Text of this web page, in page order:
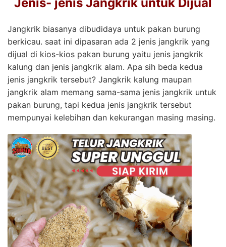
Jangkrik biasanya dibudidaya untuk pakan burung
berkicau. saat ini dipasaran ada 2 jenis jangkrik yang
dijual di kios-kios pakan burung yaitu jenis jangkrik
kalung dan jenis jangkrik alam. Apa sih beda kedua
jenis jangkrik tersebut? Jangkrik kalung maupan
jangkrik alam memang sama-sama jenis jangkrik untuk
pakan burung, tapi kedua jenis jangkrik tersebut
mempunyai kelebihan dan kekurangan masing masing.